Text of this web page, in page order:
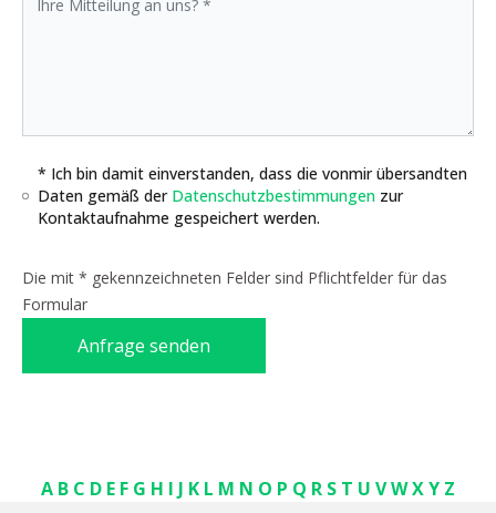
* Ich bin damit einverstanden, dass die vonmir übersandten
Daten gemäß der Datenschutzbestimmungen zur
Kontaktaufnahme gespeichert werden.
Die mit * gekennzeichneten Felder sind Pflichtfelder für das
Formular
Anfrage senden
A B C D E F G H I J K L M N O P Q R S T U VWXY Z